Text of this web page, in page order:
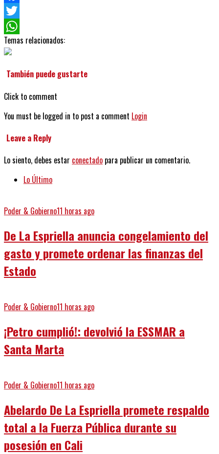
Facebook
Twitter
WhatsApp
Temas relacionados:
También puede gustarte
Click to comment
You must be logged in to post a comment Login
Leave a Reply
Lo siento, debes estar conectado para publicar un comentario.
Lo Último
Poder & Gobierno11 horas ago
De La Espriella anuncia congelamiento del
gasto y promete ordenar las finanzas del
Estado
Poder & Gobierno11 horas ago
¡Petro cumplió!: devolvió la ESSMAR a
Santa Marta
Poder & Gobierno11 horas ago
Abelardo De La Espriella promete respaldo
total a la Fuerza Pública durante su
posesión en Cali